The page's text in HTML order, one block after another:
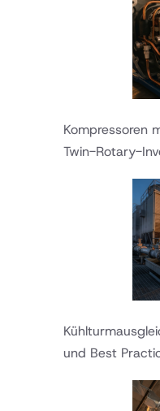
Kompressoren
Twin-Rotary-
und Best